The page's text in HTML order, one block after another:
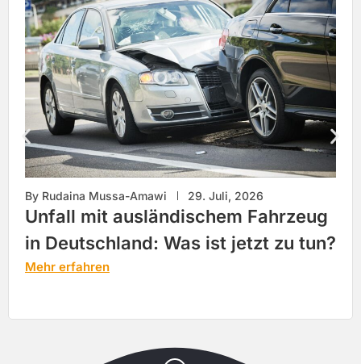
By Rudaina Mussa-Amawi 29. Juli, 2026
Unfall mit ausländischem Fahrzeug
in Deutschland: Was ist jetzt zu tun?
Mehr erfahren